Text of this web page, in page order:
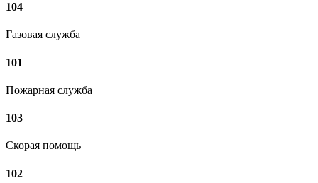
104
Газовая служба
101
Пожарная служба
103
Скорая помощь
102